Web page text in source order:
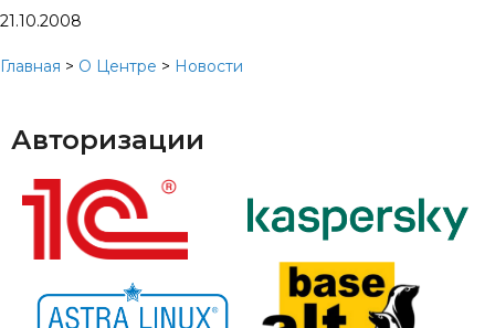
21.10.2008
Главная > О Центре > Новости
Авторизации